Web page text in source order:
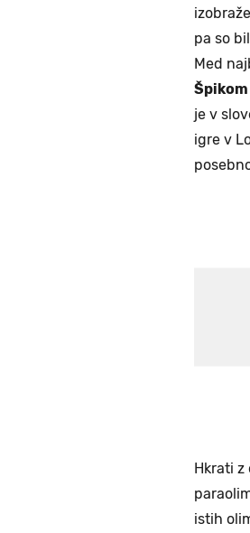
pa so
Med
Špikom
je v
igre v
Hkrati
istih